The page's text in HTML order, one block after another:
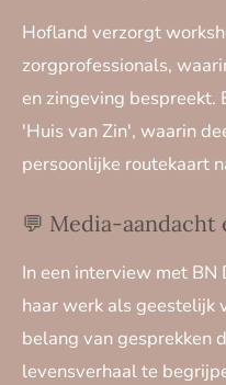
Hofland verzorgt
zorgprofessionals,
en zingeving bespreekt.
'Huis van Zin', waarin
persoonlijke routekaart
💬 Media-
In een interview met
haar werk als geestelijk
belang van gesprekken
levensverhaal te